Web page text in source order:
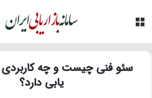
سئو فنی چیست و چه
یابی دارد؟